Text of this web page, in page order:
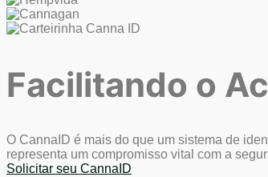
Facilitando o
O CannaID é mais do que um sistema de
representa um compromisso vital com a
Solicitar seu CannaID